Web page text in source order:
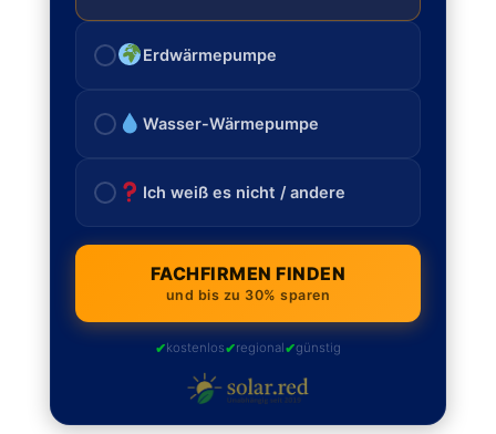
Erdwärmepumpe
Wasser-Wärmepumpe
Ich weiß es nicht / andere
FACHFIRMEN FINDEN
und bis zu 30% sparen
✔kostenlos✔regional✔günstig